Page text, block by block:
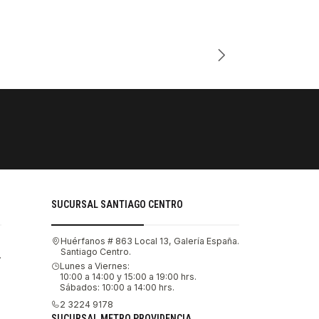
SUCURSAL SANTIAGO CENTRO
Huérfanos # 863 Local 13, Galería España.
Santiago Centro.
Lunes a Viernes:
10:00 a 14:00 y 15:00 a 19:00 hrs.
Sábados: 10:00 a 14:00 hrs.
2 3224 9178